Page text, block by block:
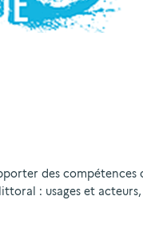
des compétences
: usages et